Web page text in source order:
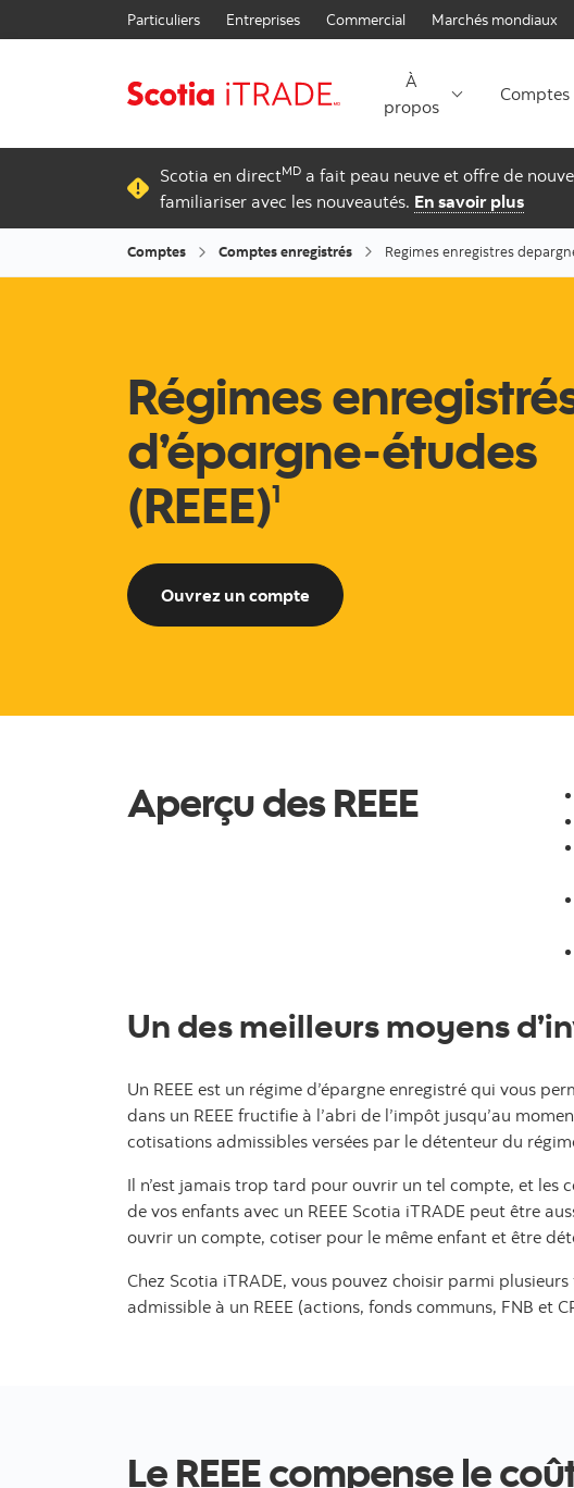
Particuliers Entreprises Commercial Marchés mondiaux
À
propos
Comptes
Scotia en directMD a fait peau neuve et offre de
familiariser avec les nouveautés. En savoir plus
Comptes Comptes enregistrés Regimes enregistres
Régimes
d’épargne-études
(REEE)1
Ouvrez un compte Ouvrez un compte de
Aperçu des REEE
Un des meilleurs moyens
Un REEE est un régime d’épargne enregistré qui vous
dans un REEE fructifie à l’abri de l’impôt jusqu’au
cotisations admissibles versées par le détenteur du
Il n’est jamais trop tard pour ouvrir un tel compte, et les
de vos enfants avec un REEE Scotia iTRADE peut être
ouvrir un compte, cotiser pour le même enfant et être
Chez Scotia iTRADE, vous pouvez choisir parmi
admissible à un REEE (actions, fonds communs, FNB et
Le REEE compense le